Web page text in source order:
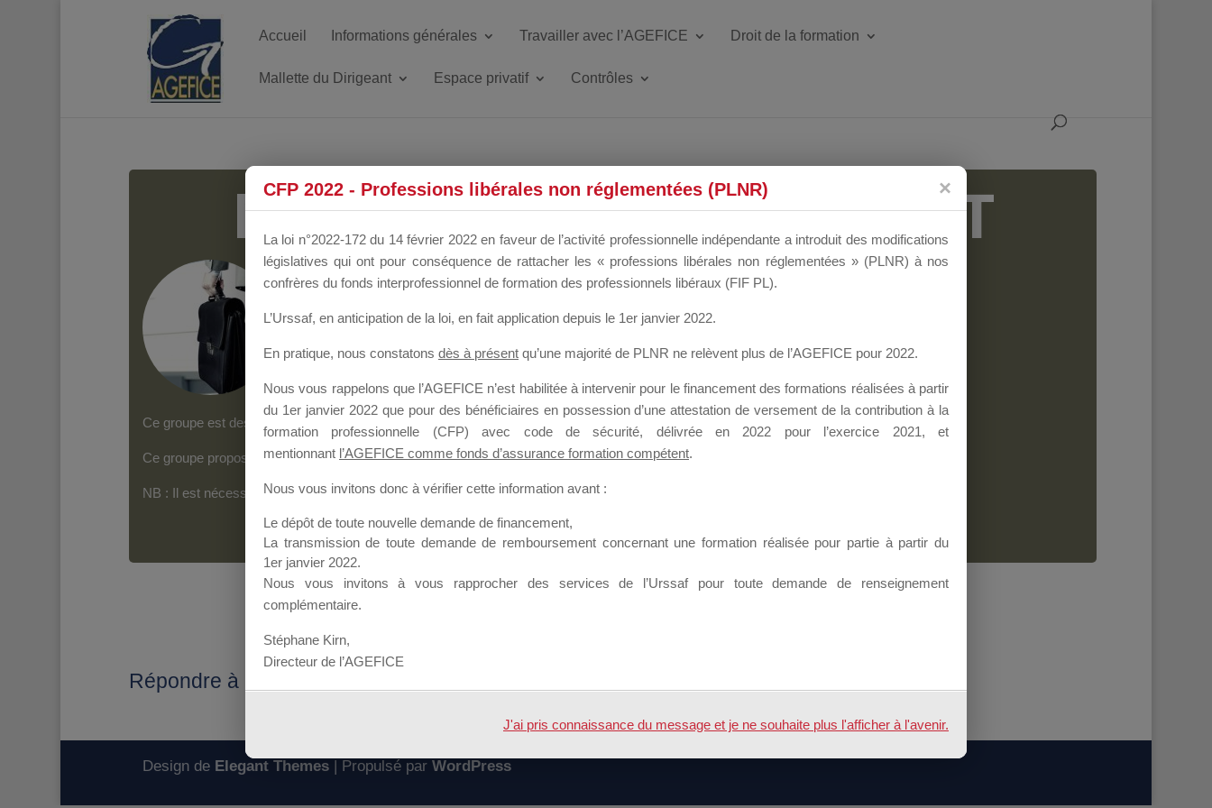
Accueil Informations générales Travailler avec l’AGEFICE Droit de la formation
Mallette du Dirigeant Espace privatif Contrôles
MALLETTE DU DIRIGEANT
Groupe Public il y a un mois
Ce groupe est destiné aux Organismes de Formation qui souhaitent répondre à l’Appel à Propositions Mallette du Dirigeant.
Ce groupe propose un forum dédié au support sur lequel il est possible de laisser un message ou poser une question.
NB : Il est nécessaire d’êtreinscrit(e)pour pouvoir rejoindre ce groupe
Répondre à : lien et date de dépôt
Design de Elegant Themes| Propulsé par WordPress
CFP 2022 - Professions libérales non réglementées (PLNR)
La loi n°2022-172 du 14 février 2022 en faveur de l’activité professionnelle indépendante a introduit des modifications
législatives qui ont pour conséquence de rattacher les « professions libérales non réglementées » (PLNR) à nos
confrères du fonds interprofessionnel de formation des professionnels libéraux (FIF PL).
L’Urssaf, en anticipation de la loi, en fait application depuis le 1er janvier 2022.
En pratique, nous constatons dès à présent qu’une majorité de PLNR ne relèvent plus de l’AGEFICE pour 2022.
Nous vous rappelons que l’AGEFICE n’est habilitée à intervenir pour le financement des formations réalisées à partir
du 1er janvier 2022 que pour des bénéficiaires en possession d’une attestation de versement de la contribution à la
formation professionnelle (CFP) avec code de sécurité, délivrée en 2022 pour l’exercice 2021, et
mentionnant l’AGEFICE comme fonds d’assurance formation compétent.
Nous vous invitons donc à vérifier cette information avant :
Le dépôt de toute nouvelle demande de financement,
La transmission de toute demande de remboursement concernant une formation réalisée pour partie à partir du
1er janvier 2022.
Nous vous invitons à vous rapprocher des services de l’Urssaf pour toute demande de renseignement
complémentaire.
Stéphane Kirn,
Directeur de l’AGEFICE
J'ai pris connaissance du message et je ne souhaite plus l'afficher à l'avenir.